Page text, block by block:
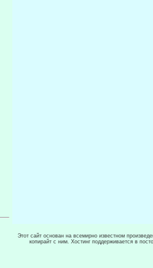
Этот сайт основан на всемирно известном
копирайт с ним. Хостинг поддерживается в